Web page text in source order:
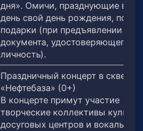
дня». Омичи, празднующие в
день свой день рождения,
подарки (при предъявлении
документа, удостоверяющего
личность).
Праздничный концерт в сквере
«Нефтебаза» (0+)
В концерте примут участие
творческие коллективы
досуговых центров и вокальной